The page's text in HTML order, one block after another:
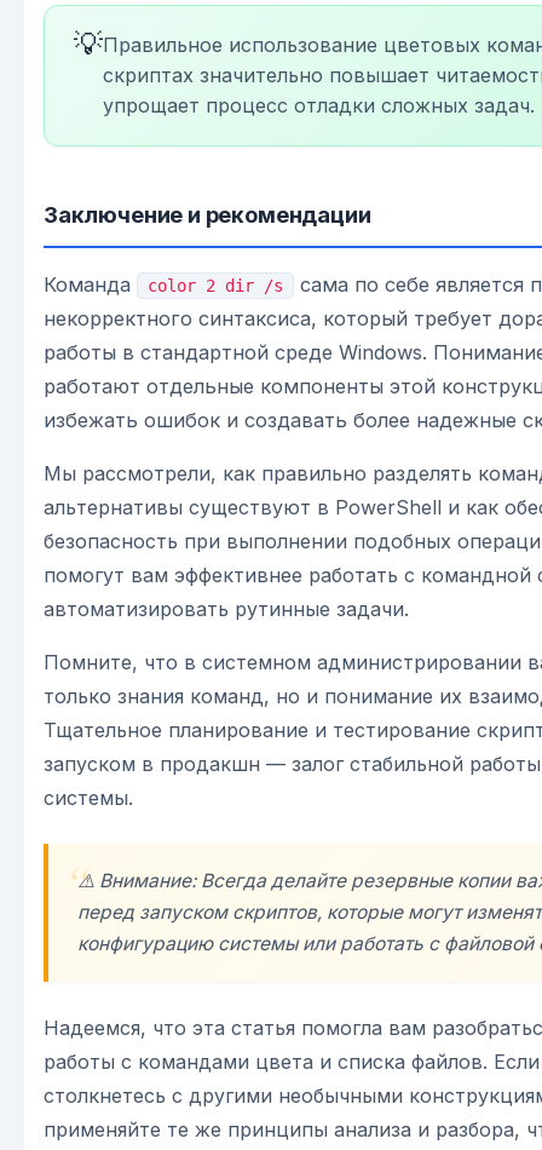
💡Правильное использование цветовых
скриптах значительно повышает
упрощает процесс отладки сложных задач.
Заключение и рекомендации
Команда color 2 dir /s
сама по себе является
некорректного синтаксиса, который требует
работы в стандартной среде Windows.
работают отдельные компоненты этой
избежать ошибок и создавать более надежные
Мы рассмотрели, как правильно разделять
альтернативы существуют в PowerShell и как
безопасность при выполнении подобных
помогут вам эффективнее работать с командной
автоматизировать рутинные задачи.
Помните, что в системном администрировании
только знания команд, но и понимание их
Тщательное планирование и тестирование
запуском в продакшн — залог стабильной
системы.
⚠️ Внимание: Всегда делайте резервные копии
перед запуском скриптов, которые могут
конфигурацию системы или работать с файловой
Надеемся, что эта статья помогла вам
работы с командами цвета и списка файлов.
столкнетесь с другими необычными
применяйте те же принципы анализа и разбора,